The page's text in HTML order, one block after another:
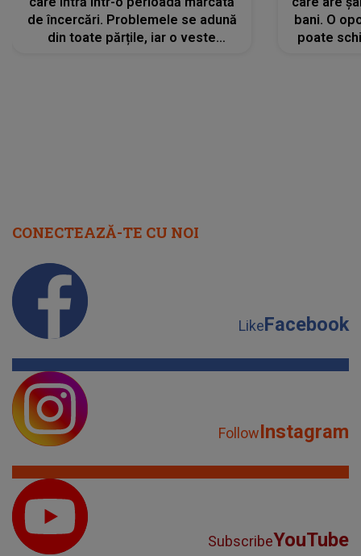
de încercări. Problemele se adună
din toate părțile, iar o veste
bani. O
poate
CONECTEAZĂ-TE CU NOI
LikeFacebook
FollowInstagram
SubscribeYouTube